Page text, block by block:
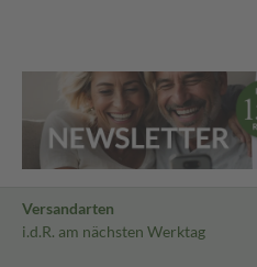
Versandarten
i.d.R. am nächsten Werktag